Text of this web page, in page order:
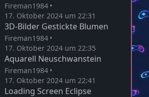
Fireman1984
17. Oktober 2024 um 22:31
3D-Bilder Gestickte Blumen
Fireman1984
17. Oktober 2024 um 22:35
Aquarell Neuschwanstein
Fireman1984
17. Oktober 2024 um 22:41
Loading Screen Eclipse